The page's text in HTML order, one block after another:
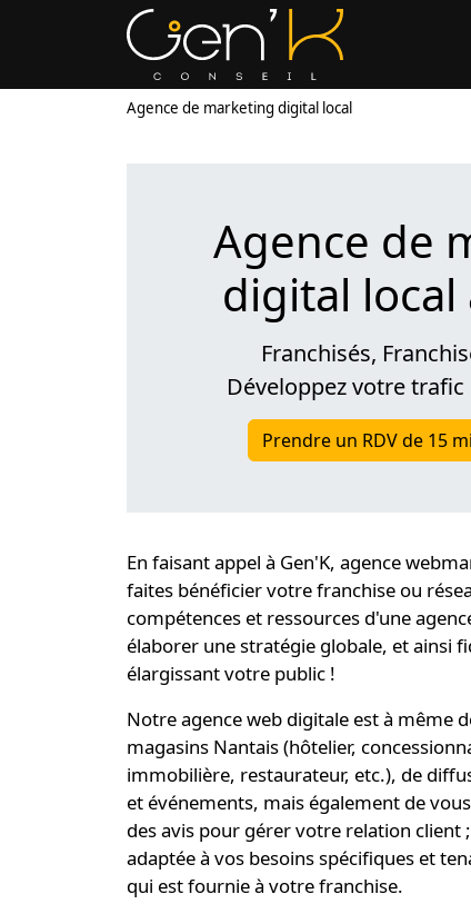
Agence de marketing digital local
Agence de
digital local
Franchisés,
Développez votre
Prendre un RDV de 15
En faisant appel à Gen'K, agence
faites bénéficier votrefranchise ou
compétences et ressources d'une
élaborer unestratégie globale, et ainsi
élargissant votre public !
Notreagence web digitale est à même
magasins Nantais (hôtelier,
immobilière, restaurateur, etc.), de
et événements, mais également de
des avis pour gérer votre relation client
adaptée à vos besoins spécifiques et
qui est fournie à votre franchise.